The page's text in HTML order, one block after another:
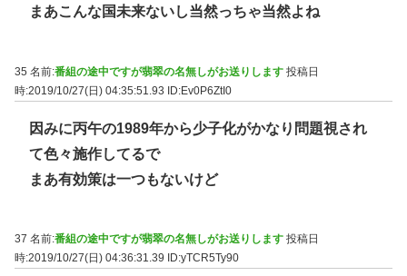
まあこんな国未来ないし当然っちゃ当然よね
35 名前:番組の途中ですが翡翠の名無しがお送りします 投稿日
時:2019/10/27(日) 04:35:51.93 ID:Ev0P6ZtI0
因みに丙午の1989年から少子化がかなり問題視され
て色々施作してるで
まあ有効策は一つもないけど
37 名前:番組の途中ですが翡翠の名無しがお送りします 投稿日
時:2019/10/27(日) 04:36:31.39
ID:yTCR5Ty90